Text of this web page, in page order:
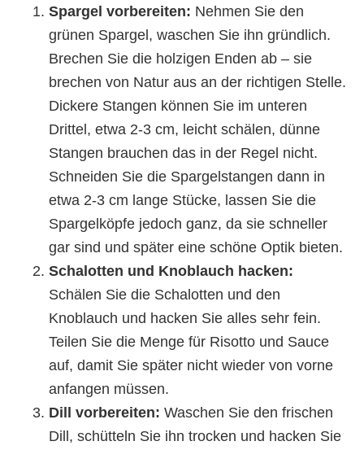
Spargel vorbereiten: Nehmen Sie den
grünen Spargel, waschen Sie ihn gründlich.
Brechen Sie die holzigen Enden ab – sie
brechen von Natur aus an der richtigen Stelle.
Dickere Stangen können Sie im unteren
Drittel, etwa 2-3 cm, leicht schälen, dünne
Stangen brauchen das in der Regel nicht.
Schneiden Sie die Spargelstangen dann in
etwa 2-3 cm lange Stücke, lassen Sie die
Spargelköpfe jedoch ganz, da sie schneller
gar sind und später eine schöne Optik bieten.
Schalotten und Knoblauch hacken:
Schälen Sie die Schalotten und den
Knoblauch und hacken Sie alles sehr fein.
Teilen Sie die Menge für Risotto und Sauce
auf, damit Sie später nicht wieder von vorne
anfangen müssen.
Dill vorbereiten: Waschen Sie den frischen
Dill, schütteln Sie ihn trocken und hacken Sie